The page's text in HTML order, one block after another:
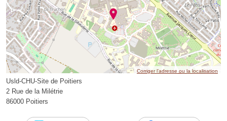
Corriger l’adresse ou la localisation
Usld-CHU-Site de Poitiers
2 Rue de la Milétrie
86000 Poitiers